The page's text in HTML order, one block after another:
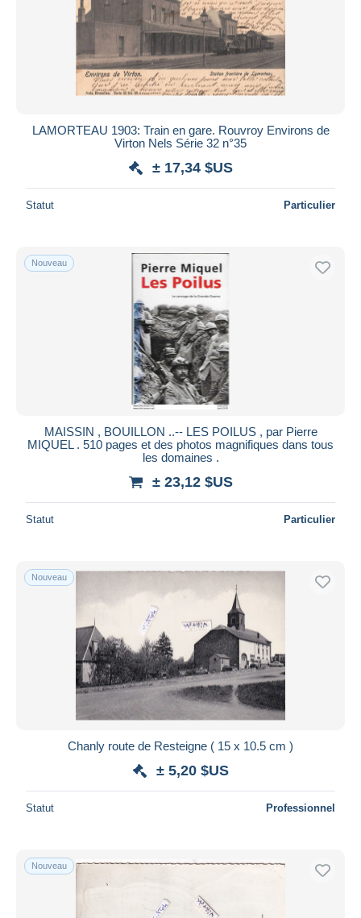
LAMORTEAU 1903: Train en gare. Rouvroy Environs de
Virton Nels Série 32 n°35
± 17,34 $US
Statut Particulier
Nouveau
MAISSIN , BOUILLON ..-- LES POILUS , par Pierre
MIQUEL . 510 pages et des photos magnifiques dans tous
les domaines .
± 23,12 $US
Statut Particulier
Nouveau
Chanly route de Resteigne ( 15 x 10.5 cm )
± 5,20 $US
Statut Professionnel
Nouveau